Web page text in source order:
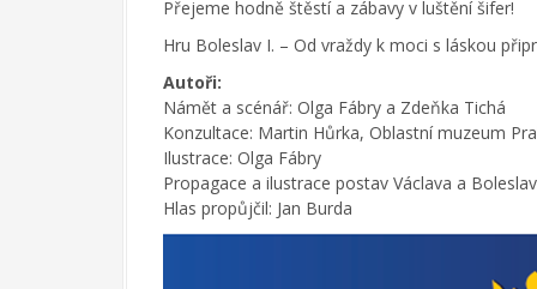
Přejeme hodně štěstí a zábavy v luštění šifer!
Hru Boleslav I. – Od vraždy k moci s láskou
Autoři:
Námět a scénář: Olga Fábry a Zdeňka Tichá
Konzultace: Martin Hůrka, Oblastní muzeum
Ilustrace: Olga Fábry
Propagace a ilustrace postav Václava a
Hlas propůjčil: Jan Burda